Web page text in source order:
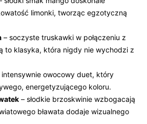
limonki, tworząc egzotyczną
– soczyste truskawki w połączeniu z
to klasyka, która nigdy nie wychodzi z
intensywnie owocowy duet, który
energetyzującego koloru.
– słodkie brzoskwinie wzbogacają
bławata dodaje wizualnego